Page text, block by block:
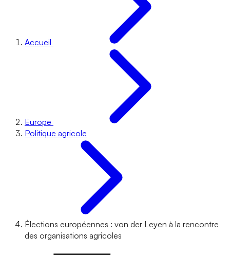
Accueil
Europe
Politique agricole
Élections européennes : von der Leyen à la rencontre
des organisations agricoles